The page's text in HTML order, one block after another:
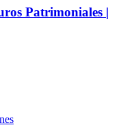
Patrimoniales |